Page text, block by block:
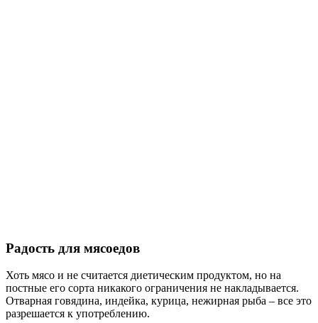
Радость для мясоедов
Хоть мясо и не считается диетическим продуктом, но на
постные его сорта никакого ограничения не накладывается.
Отварная говядина, индейка, курица, нежирная рыба – все это
разрешается к употреблению.